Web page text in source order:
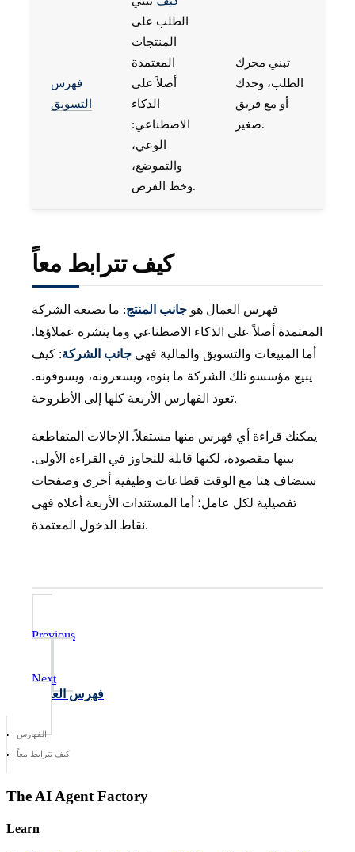
فهرس
التسويق
الطلب على
المنتجات
المعتمدة
أصلاً على
الذكاء
الاصطناعي:
الوعي،
والتموضع،
وخط الفرص.
تبني محرك
الطلب، وحدك
أو مع فريق
صغير.
كيف تترابط معاً
فهرس العمال هو جانب المنتج: ما تصنعه الشركة
المعتمدة أصلاً على الذكاء الاصطناعي وما ينشره عملاؤها.
أما المبيعات والتسويق والمالية فهي جانب الشركة: كيف
يبيع مؤسسو تلك الشركة ما بنوه، ويسعرونه، ويسوقونه.
تعود الفهارس الأربعة كلها إلى الأطروحة.
يمكنك قراءة أي فهرس منها مستقلاً. الإحالات المتقاطعة
بينها مقصودة، لكنها قابلة للتجاوز في القراءة الأولى.
ستضاف هنا مع الوقت قطاعات وظيفية أخرى وصفحات
تفصيلية لكل عامل؛ أما المستندات الأربعة أعلاه فهي
نقاط الدخول المعتمدة.
Previous
Next
فهرس العمال
الفهارس
كيف تترابط معاً
The AI Agent Factory
Learn